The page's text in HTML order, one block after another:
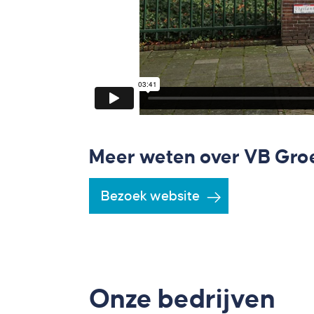
Meer weten over VB
Bezoek website
Onze bedrijven